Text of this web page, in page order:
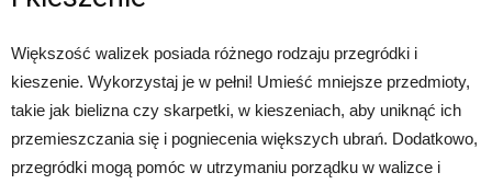
Większość walizek posiada różnego rodzaju przegródki i
kieszenie. Wykorzystaj je w pełni! Umieść mniejsze przedmioty,
takie jak bielizna czy skarpetki, w kieszeniach, aby uniknąć ich
przemieszczania się i pogniecenia większych ubrań. Dodatkowo,
przegródki mogą pomóc w utrzymaniu porządku w walizce i